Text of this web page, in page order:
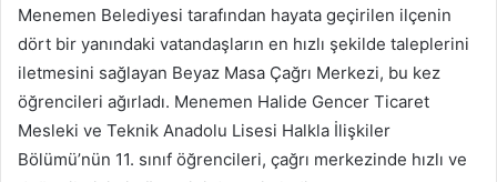
Menemen Belediyesi tarafından hayata geçirilen ilçenin
dört bir yanındaki vatandaşların en hızlı şekilde taleplerini
iletmesini sağlayan Beyaz Masa Çağrı Merkezi, bu kez
öğrencileri ağırladı. Menemen Halide Gencer Ticaret
Mesleki ve Teknik Anadolu Lisesi Halkla İlişkiler
Bölümü’nün 11. sınıf öğrencileri, çağrı merkezinde hızlı ve